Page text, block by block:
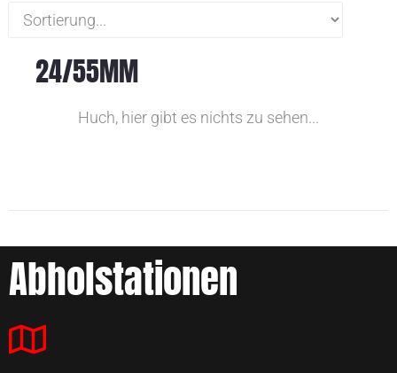
24/55MM
Huch, hier gibt es nichts zu sehen...
Abholstationen